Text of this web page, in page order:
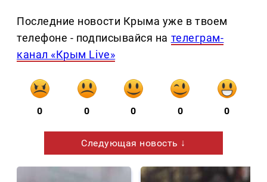
Последние новости Крыма уже в твоем
телефоне - подписывайся на телеграм-
канал «Крым Live»
0 0 0 0 0
Следующая новость ↓